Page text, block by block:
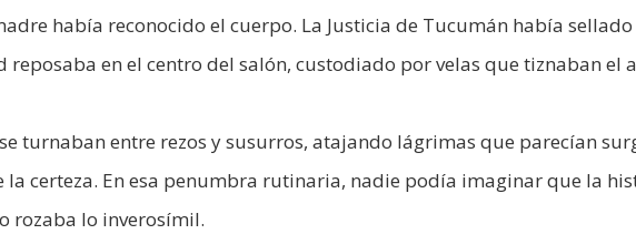
había reconocido el cuerpo. La Justicia de Tucumán había sellado
reposaba en el centro del salón, custodiado por velas que tiznaban el
turnaban entre rezos y susurros, atajando lágrimas que parecían
la certeza. En esa penumbra rutinaria, nadie podía imaginar que la
rozaba lo inverosímil.